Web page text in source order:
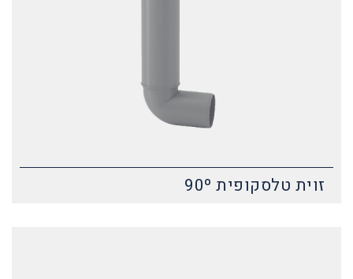
זוית טלסקופית 90º